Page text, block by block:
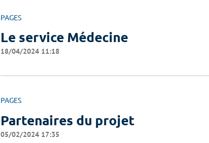
PAGES
Le service Médecine
18/04/2024 11:18
PAGES
Partenaires du projet
05/02/2024 17:35